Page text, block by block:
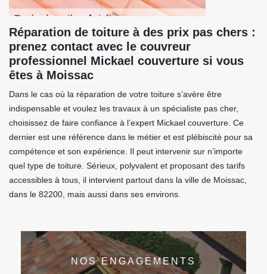
Réparation de toiture à des prix pas chers :
prenez contact avec le couvreur
professionnel Mickael couverture si vous
êtes à Moissac
Dans le cas où la réparation de votre toiture s’avère être
indispensable et voulez les travaux à un spécialiste pas cher,
choisissez de faire confiance à l’expert Mickael couverture. Ce
dernier est une référence dans le métier et est plébiscité pour sa
compétence et son expérience. Il peut intervenir sur n’importe
quel type de toiture. Sérieux, polyvalent et proposant des tarifs
accessibles à tous, il intervient partout dans la ville de Moissac,
dans le 82200, mais aussi dans ses environs.
NOS ENGAGEMENTS